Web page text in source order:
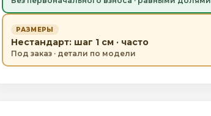
РАЗМЕРЫ
Нестандарт: шаг 1 см · часто
Под заказ · детали по модели